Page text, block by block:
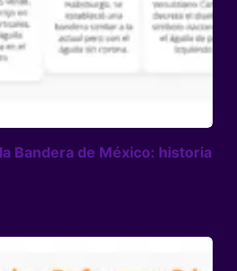
Bandera de México: historia